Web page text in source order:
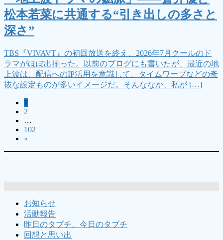
松本若菜に共通する“引き出しの多さと
深さ”
TBS『VIVAVT』の初回放送を終え、2026年7月クールのド
ラマがほぼ出揃った。以前のブログにも書いたが、最近の地
上波は、配信へのIP活用を意識して、タイムワープなどの奇
抜な設定ものが多いイメージだ。そんななか、私が […]
ペ
ジ
固
定
ペ
ー
ジ
1
固
定
ペ
ー
ジ
2
…
固
定
ペ
102
»
お知らせ
活動報告
昨日のタブチ、今日のタブチ
回想と思い出